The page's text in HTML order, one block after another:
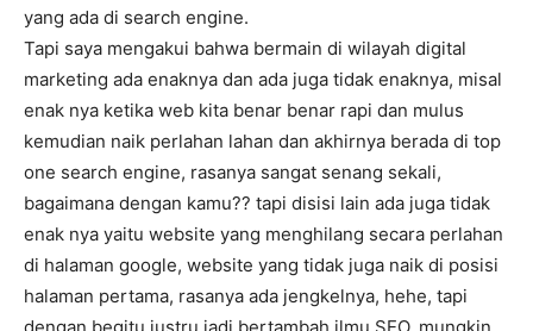
yang ada di search engine.
Tapi saya mengakui bahwa bermain di wilayah digital
marketing ada enaknya dan ada juga tidak enaknya, misal
enak nya ketika web kita benar benar rapi dan mulus
kemudian naik perlahan lahan dan akhirnya berada di top
one search engine, rasanya sangat senang sekali,
bagaimana dengan kamu?? tapi disisi lain ada juga tidak
enak nya yaitu website yang menghilang secara perlahan
di halaman google, website yang tidak juga naik di posisi
halaman pertama, rasanya ada jengkelnya, hehe, tapi